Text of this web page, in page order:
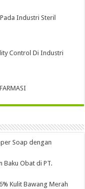
Industri Steril
Control Di Industri
Soap dengan
Baku Obat di PT.
Kulit Bawang Merah